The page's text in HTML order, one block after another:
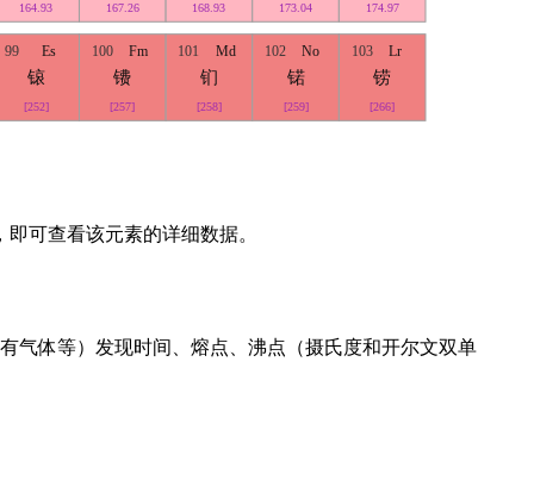
164.93 167.26 168.93 173.04 174.97
99 Es
锿
[252]
100 Fm
镄
[257]
101 Md
钔
[258]
102 No
锘
[259]
103 Lr
铹
[266]
可查看该元素的详细数据。
气体等）发现时间、熔点、沸点（摄氏度和开尔文双单